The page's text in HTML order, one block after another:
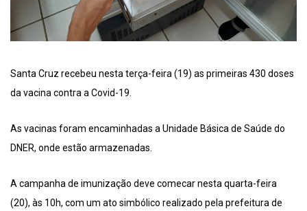
Santa Cruz recebeu nesta terça-feira (19) as primeiras 430 doses
da vacina contra a Covid-19.
As vacinas foram encaminhadas a Unidade Básica de Saúde do
DNER, onde estão armazenadas.
A campanha de imunização deve comecar nesta quarta-feira
(20), às 10h, com um ato simbólico realizado pela prefeitura de